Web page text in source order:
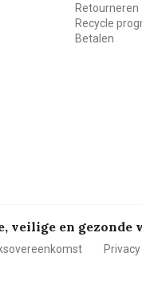
Retourneren
Recycle
Betalen
veilige en gezonde
Privacy